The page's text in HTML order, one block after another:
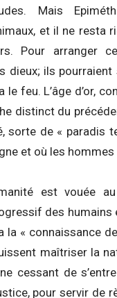
Mais
et il ne resta
Pour arranger
dieux; ils pourraient
feu. L’âge d’or,
distinct du
sorte de « paradis
et où les
est vouée
des
la « connaissance
maîtriser la
cessant de
pour servir de